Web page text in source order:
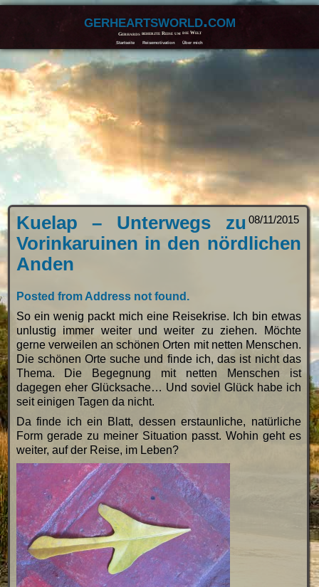
gerheartsworld.com
Gerhards beherzte Reise um die Welt
Startseite Reisemotivation Über mich
08/11/2015
Kuelap – Unterwegs zu
Vorinkaruinen in den nördlichen
Anden
Posted from Address not found.
So ein wenig packt mich eine Reisekrise. Ich bin etwas
unlustig immer weiter und weiter zu ziehen. Möchte
gerne verweilen an schönen Orten mit netten Menschen.
Die schönen Orte suche und finde ich, das ist nicht das
Thema. Die Begegnung mit netten Menschen ist
dagegen eher Glücksache… Und soviel Glück habe ich
seit einigen Tagen da nicht.
Da finde ich ein Blatt, dessen erstaunliche, natürliche
Form gerade zu meiner Situation passt. Wohin geht es
weiter, auf der Reise, im Leben?